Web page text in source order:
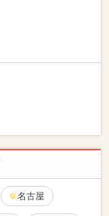
名古屋